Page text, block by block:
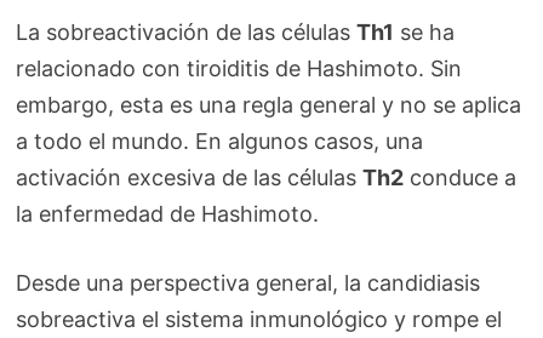
La sobreactivación de las célulasTh1 se ha
relacionado con tiroiditis de Hashimoto. Sin
embargo, esta es una regla general y no se aplica
a todo el mundo. En algunos casos, una
activación excesiva de las célulasTh2 conduce a
la enfermedad de Hashimoto.
Desde una perspectiva general, la candidiasis
sobreactiva el sistema inmunológico y rompe el